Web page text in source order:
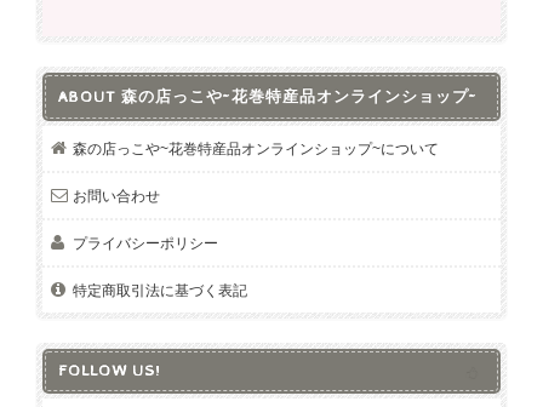
ABOUT 森の店っこや~花巻特産品オンラインショップ~
森の店っこや~花巻特産品オンラインショップ~について
お問い合わせ
プライバシーポリシー
特定商取引法に基づく表記
FOLLOW US!